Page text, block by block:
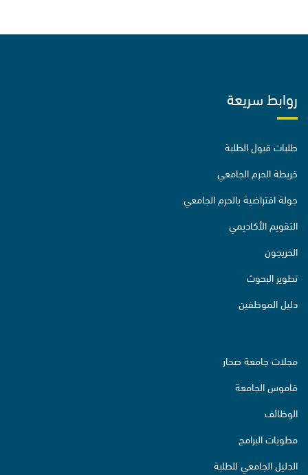
روابط سريعة
طلبات قبول الطلبة
خريطة الحرم الجامعي
جولة افتراضية بالحرم الجامعي
التقويم الأكاديمي
الخريجون
تطوير البحوث
دليل الموظفين
مجلات جامعة صحار
قاموس الجامعة
الوظائف
مطويات البرامج
الدليل الجامعي للطلبة